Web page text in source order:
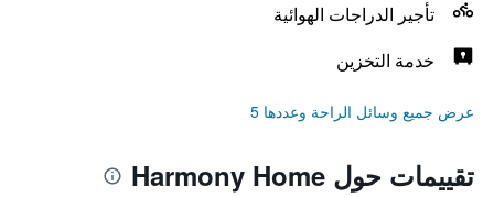
تأجير الدراجات الهوائية
خدمة التخزين
عرض جميع وسائل الراحة وعددها 5
تقييمات حول Harmony Home